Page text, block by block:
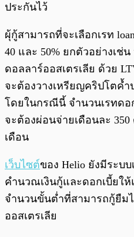
ประกันไว้
ผุ้กู้สามารถที่จะเลือกเรท
40 และ 50% ยกตัวอย่างเช่
ดอลลาร์ออสเตรเลีย ด้วย
จะต้องวางเหรียญคริปโตค้ำ
โดยในกรณีนี้ จำนวนเรทดอ
จะต้องผ่อนจ่ายเดือนละ
เดือน
เว็บไซต์ของ Helio ยังมีระบ
คำนวณเงินกู้และดอกเบี้ยใ
จำนวนขั้นต่ำที่สามารถกู้ยืม
ออสเตรเลีย